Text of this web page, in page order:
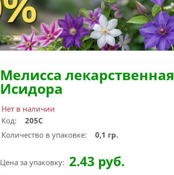
Мелисса лекарственная
Исидора
Нет в наличии
Код:
205С
Количество в упаковке:
0,1 гр.
Цена за упаковку: 2.43 руб.